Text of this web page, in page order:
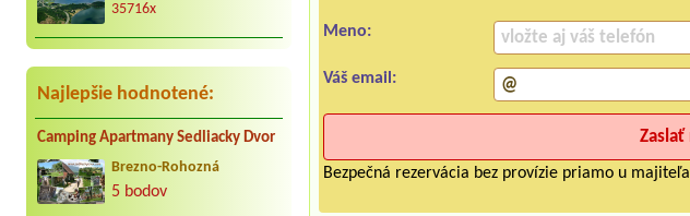
35716x
Najlepšie hodnotené:
Camping Apartmany Sedliacky Dvor
Brezno-Rohozná
5 bodov
Meno:
Váš email:
Bezpečná rezervácia bez provízie priamo u majiteľa